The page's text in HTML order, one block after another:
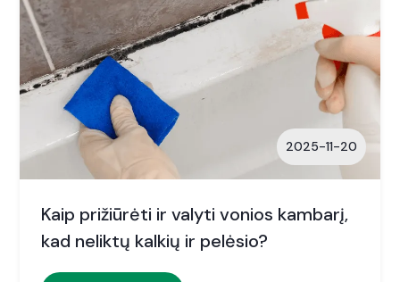
2025-11-20
Kaip prižiūrėti ir valyti vonios kambarį,
kad neliktų kalkių ir pelėsio?